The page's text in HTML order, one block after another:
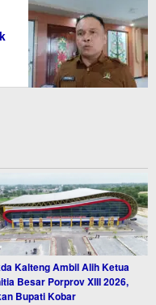
Kalteng Ambil Alih Ketua
Besar Porprov XIII 2026,
Bupati Kobar